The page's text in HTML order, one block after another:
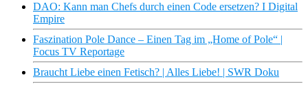
DAO: Kann man Chefs durch einen Code ersetzen? I Digital
Empire
Faszination Pole Dance – Einen Tag im „Home of Pole“ |
Focus TV Reportage
Braucht Liebe einen Fetisch? | Alles Liebe! | SWR Doku